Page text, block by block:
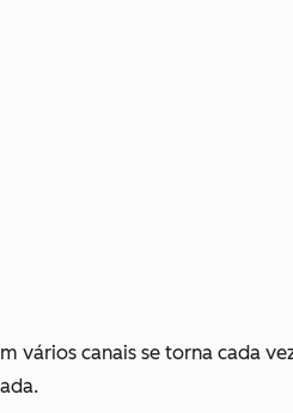
vários canais se torna cada